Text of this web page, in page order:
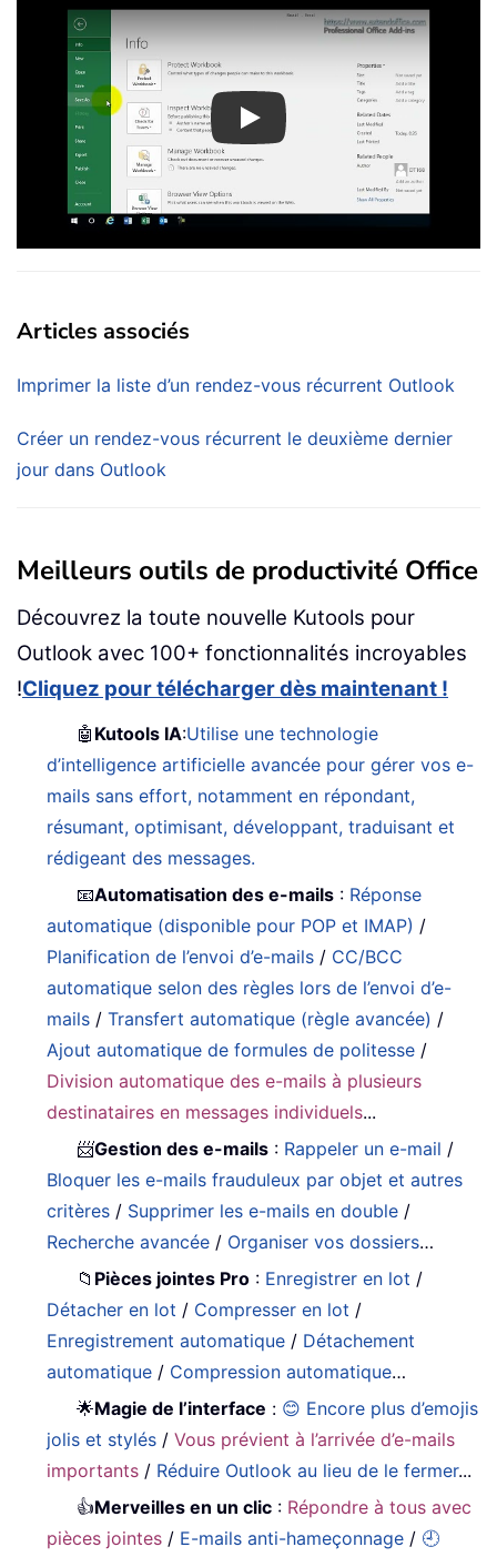
Play
Articles associés
Imprimer la liste d’un rendez-vous récurrent Outlook
Créer un rendez-vous récurrent le deuxième dernier
jour dans Outlook
Meilleurs outils de productivité Office
Découvrez la toute nouvelle Kutools pour
Outlook avec 100+ fonctionnalités incroyables
!Cliquez pour télécharger dès maintenant !
🤖 Kutools IA:Utilise une technologie
d’intelligence artificielle avancée pour gérer vos e-
mails sans effort, notamment en répondant,
résumant, optimisant, développant, traduisant et
rédigeant des messages.
📧Automatisation des e-mails : Réponse
automatique (disponible pour POP et IMAP) /
Planification de l’envoi d’e-mails / CC/BCC
automatique selon des règles lors de l’envoi d’e-
mails /Transfert automatique (règle avancée) /
Ajout automatique de formules de politesse /
Division automatique des e-mails à plusieurs
destinataires en messages individuels...
📨Gestion des e-mails : Rappeler un e-mail /
Bloquer les e-mails frauduleux par objet et autres
critères / Supprimer les e-mails en double /
Recherche avancée / Organiser vos dossiers…
📁 Pièces jointes Pro : Enregistrer en lot /
Détacher en lot / Compresser en lot /
Enregistrement automatique / Détachement
automatique / Compression automatique…
🌟Magie de l’interface : 😊 Encore plus d’emojis
jolis et stylés /Vous prévient à l’arrivée d’e-mails
importants / Réduire Outlook au lieu de le fermer...
👍Merveilles en un clic : Répondre à tous avec
pièces jointes / E-mails anti-hameçonnage / 🕘